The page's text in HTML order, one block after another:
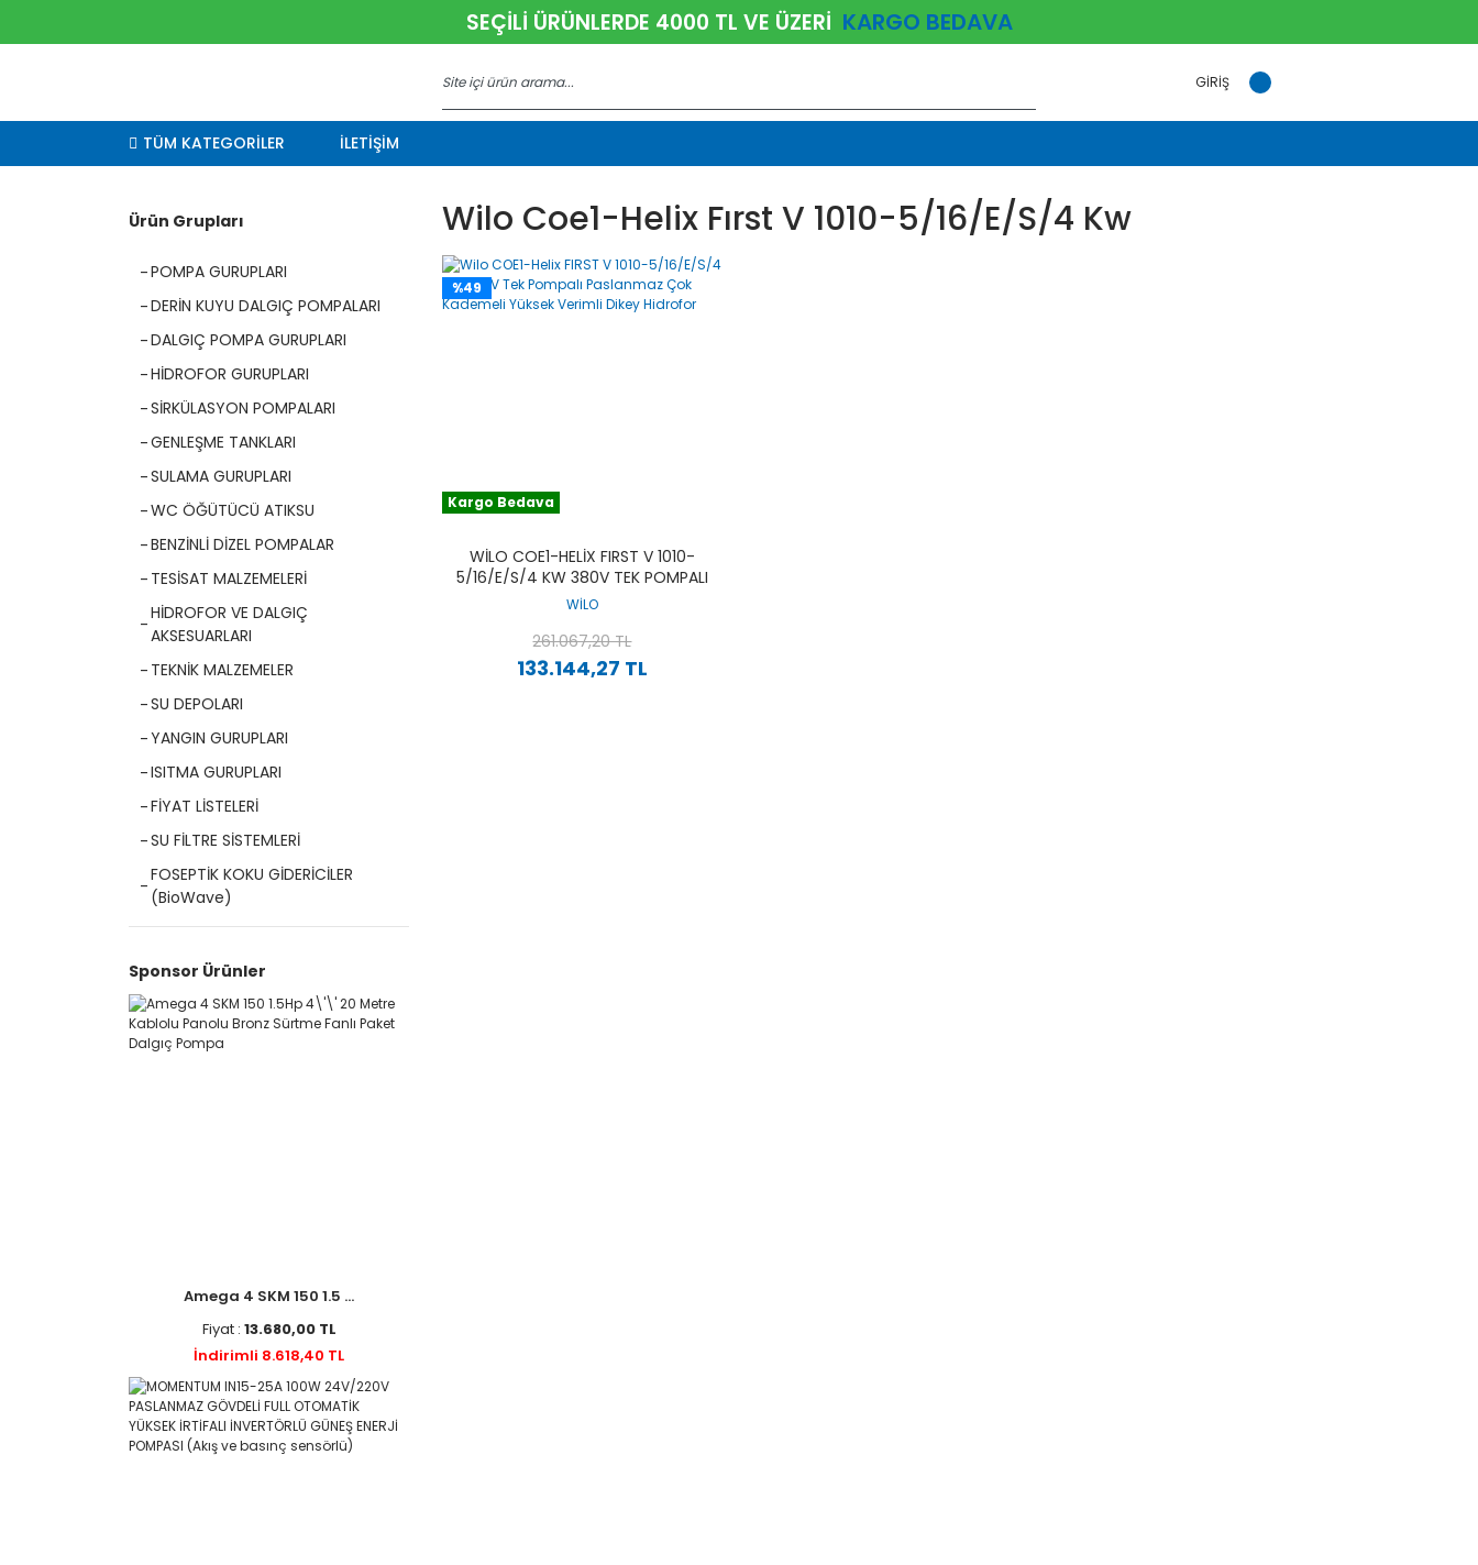
SEÇİLİ ÜRÜNLERDE 4000 TL VE ÜZERİ KARGO BEDAVA
GİRİŞ
TÜM KATEGORİLER İLETİŞİM
Ürün Grupları
POMPA GURUPLARI
DERİN KUYU DALGIÇ POMPALARI
DALGIÇ POMPA GURUPLARI
HİDROFOR GURUPLARI
SİRKÜLASYON POMPALARI
GENLEŞME TANKLARI
SULAMA GURUPLARI
WC ÖĞÜTÜCÜ ATIKSU
BENZİNLİ DİZEL POMPALAR
TESİSAT MALZEMELERİ
HİDROFOR VE DALGIÇ
AKSESUARLARI
TEKNİK MALZEMELER
SU DEPOLARI
YANGIN GURUPLARI
ISITMA GURUPLARI
FİYAT LİSTELERİ
SU FİLTRE SİSTEMLERİ
FOSEPTİK KOKU GİDERİCİLER
(BioWave)
Sponsor Ürünler
Amega 4 SKM 150 1.5 ...
Fiyat : 13.680,00 TL
İndirimli 8.618,40 TL
Wilo Coe1-Helix Fırst V 1010-5/16/e/s/4 Kw
%49
Kargo Bedava
WILO COE1-HELIX FIRST V 1010-
5/16/E/S/4 KW 380V TEK POMPALI
PASLANMAZ ÇOK KADEMELI YÜKSEK
WİLO
133.144,27 TL
261.067,20 TL